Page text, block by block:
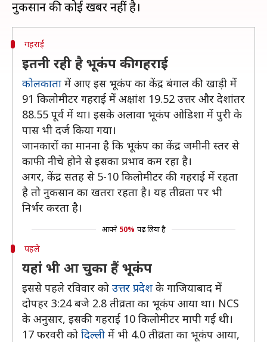
गहराई
इतनी रही है भूकंप की गहराई
कोलकाता में आए इस भूकंप का केंद्र बंगाल की खाड़ी में
91 किलोमीटर गहराई में अक्षांश 19.52 उत्तर और देशांतर
88.55 पूर्व में था। इसके अलावा भूकंप ओडिशा में पुरी के
पास भी दर्ज किया गया।
जानकारों का मानना है कि भूकंप का केंद्र जमीनी स्तर से
काफी नीचे होने से इसका प्रभाव कम रहा है।
अगर, केंद्र सतह से 5-10 किलोमीटर की गहराई में रहता
है तो नुकसान का खतरा रहता है। यह तीव्रता पर भी
निर्भर करता है।
आपने 50% पढ़ लिया है
पहले
यहां भी आ चुका हैं भूकंप
इससे पहले रविवार को उत्तर प्रदेश के गाजियाबाद में
दोपहर 3:24 बजे 2.8 तीव्रता का भूकंप आया था। NCS
के अनुसार, इसकी गहराई 10 किलोमीटर मापी गई थी।
17 फरवरी को दिल्ली में भी 4.0 तीव्रता का भूकंप आया,